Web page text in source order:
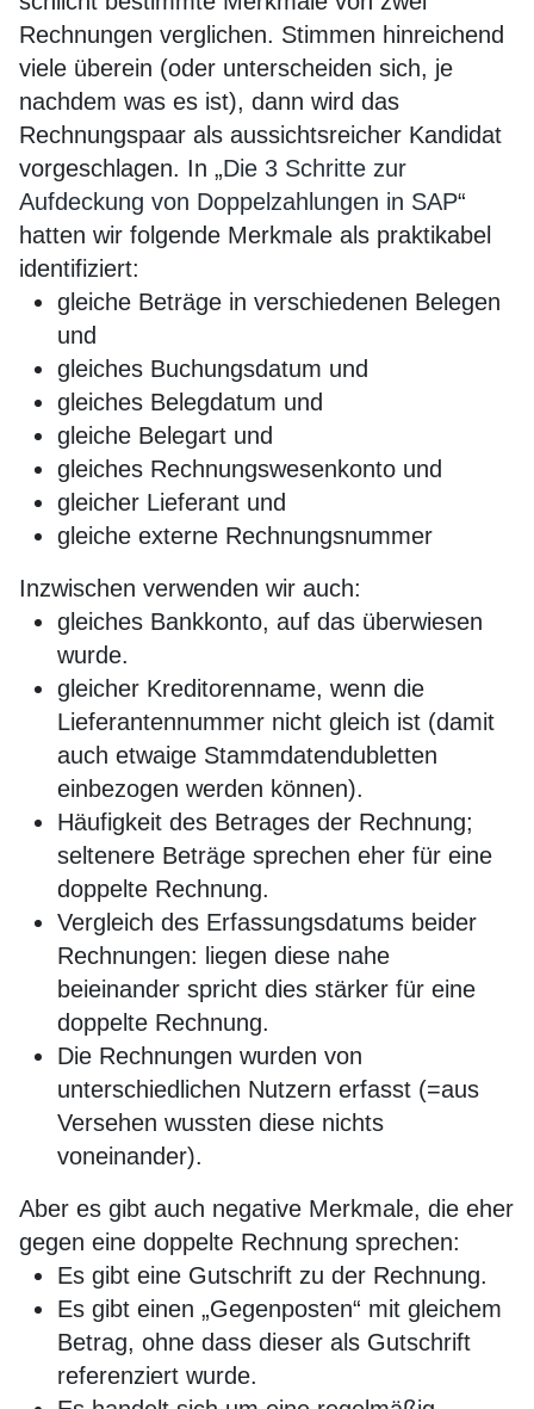
Rechnungen verglichen. Stimmen hinreichend
viele überein (oder unterscheiden sich, je
nachdem was es ist), dann wird das
Rechnungspaar als aussichtsreicher Kandidat
vorgeschlagen. In „Die 3 Schritte zur
Aufdeckung von Doppelzahlungen in SAP“
hatten wir folgende Merkmale als praktikabel
identifiziert:
gleiche Beträge in verschiedenen Belegen
und
gleiches Buchungsdatum und
gleiches Belegdatum und
gleiche Belegart und
gleiches Rechnungswesenkonto und
gleicher Lieferant und
gleiche externe Rechnungsnummer
Inzwischen verwenden wir auch:
gleiches Bankkonto, auf das überwiesen
wurde.
gleicher Kreditorenname, wenn die
Lieferantennummer nicht gleich ist (damit
auch etwaige Stammdatendubletten
einbezogen werden können).
Häufigkeit des Betrages der Rechnung;
seltenere Beträge sprechen eher für eine
doppelte Rechnung.
Vergleich des Erfassungsdatums beider
Rechnungen: liegen diese nahe
beieinander spricht dies stärker für eine
doppelte Rechnung.
Die Rechnungen wurden von
unterschiedlichen Nutzern erfasst (=aus
Versehen wussten diese nichts
voneinander).
Aber es gibt auch negative Merkmale, die eher
gegen eine doppelte Rechnung sprechen:
Es gibt eine Gutschrift zu der Rechnung.
Es gibt einen „Gegenposten“ mit gleichem
Betrag, ohne dass dieser als Gutschrift
referenziert wurde.